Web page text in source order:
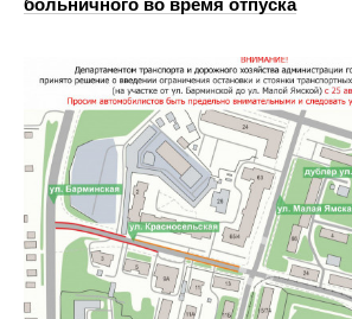
больничного во время отпуска